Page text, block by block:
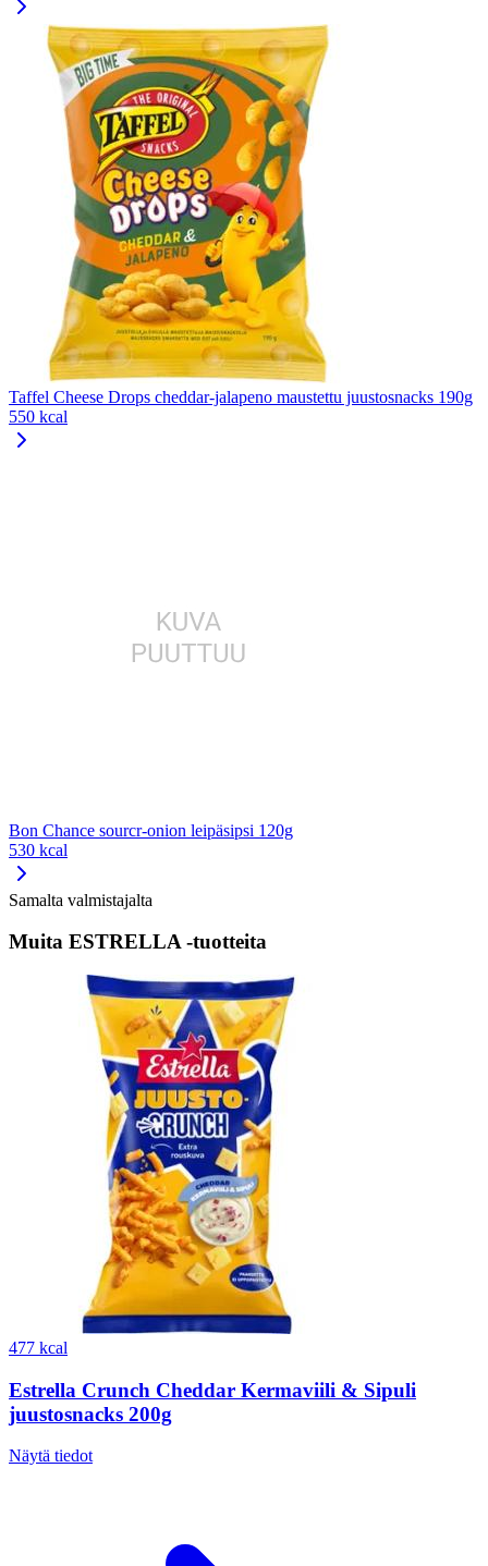
Taffel Cheese Drops cheddar-jalapeno maustettu juustosnacks 190g
550 kcal
Bon Chance sourcr-onion leipäsipsi 120g
530 kcal
Samalta valmistajalta
Muita ESTRELLA -tuotteita
477 kcal
Estrella Crunch Cheddar Kermaviili & Sipuli
juustosnacks 200g
Näytä tiedot